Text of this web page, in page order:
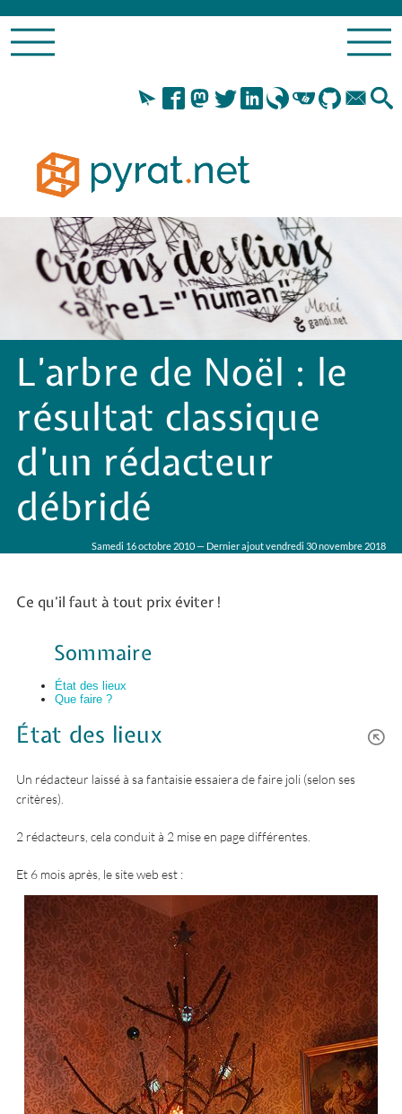
L’arbre de Noël : le
résultat classique
d’un rédacteur
débridé
Samedi 16 octobre 2010 — Dernier ajout vendredi 30 novembre 2018
Ce qu’il faut à tout prix éviter !
Sommaire
État des lieux
Que faire ?
État des lieux
Un rédacteur laissé à sa fantaisie essaiera de faire joli (selon ses
critères).
2 rédacteurs, cela conduit à 2 mise en page différentes.
Et 6 mois après, le site web est :